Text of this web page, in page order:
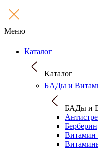
Меню
Каталог
Каталог
БАДы и
БАДы и
Берберин
Витамин